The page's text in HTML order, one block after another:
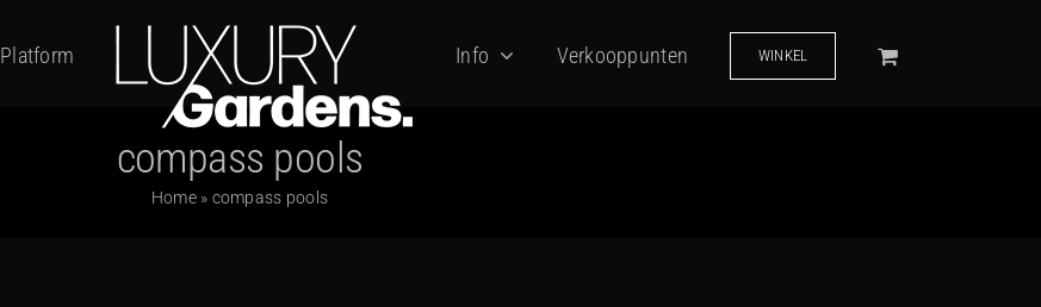
Platform Info Verkooppunten WINKEL
compass pools
Home» compass pools